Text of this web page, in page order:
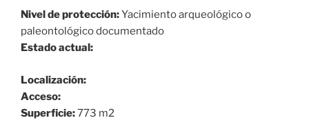
Nivel de protección:Yacimiento arqueológico o
paleontológico documentado
Estado actual:
Localización:
Acceso:
Superficie:773 m2